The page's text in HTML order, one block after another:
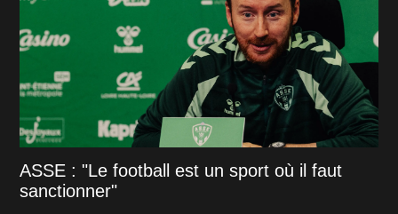
ASSE : "Le football est un sport où il faut
sanctionner"